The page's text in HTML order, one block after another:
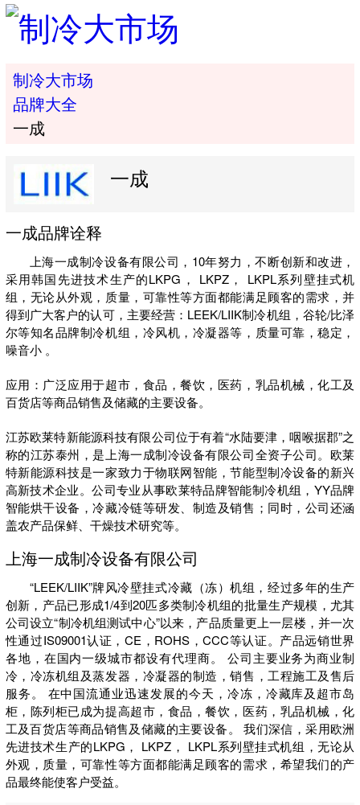
制冷大市场
品牌大全
一成
一成
一成品牌诠释
上海一成制冷设备有限公司，10年努力，不断创新和改进，
采用韩国先进技术生产的LKPG， LKPZ， LKPL系列壁挂式机
组，无论从外观，质量，可靠性等方面都能满足顾客的需求，并
得到广大客户的认可，主要经营：LEEK/LIIK制冷机组，谷轮/比泽
尔等知名品牌制冷机组，冷风机，冷凝器等，质量可靠，稳定，
噪音小 。
应用：广泛应用于超市，食品，餐饮，医药，乳品机械，化工及
百货店等商品销售及储藏的主要设备。
江苏欧莱特新能源科技有限公司位于有着“水陆要津，咽喉据郡”之
称的江苏泰州，是上海一成制冷设备有限公司全资子公司。欧莱
特新能源科技是一家致力于物联网智能，节能型制冷设备的新兴
高新技术企业。公司专业从事欧莱特品牌智能制冷机组，YY品牌
智能烘干设备，冷藏冷链等研发、制造及销售；同时，公司还涵
盖农产品保鲜、干燥技术研究等。
上海一成制冷设备有限公司
“LEEK/LIIK”牌风冷壁挂式冷藏（冻）机组，经过多年的生产
创新，产品已形成1/4到20匹多类制冷机组的批量生产规模，尤其
公司设立“制冷机组测试中心”以来，产品质量更上一层楼，并一次
性通过IS09001认证，CE，ROHS，CCC等认证。产品远销世界
各地，在国内一级城市都设有代理商。 公司主要业务为商业制
冷，冷冻机组及蒸发器，冷凝器的制造，销售，工程施工及售后
服务。 在中国流通业迅速发展的今天，冷冻，冷藏库及超市岛
柜，陈列柜已成为提高超市，食品，餐饮，医药，乳品机械，化
工及百货店等商品销售及储藏的主要设备。 我们深信，采用欧洲
先进技术生产的LKPG， LKPZ， LKPL系列壁挂式机组，无论从
外观，质量，可靠性等方面都能满足顾客的需求，希望我们的产
品最终能使客户受益。